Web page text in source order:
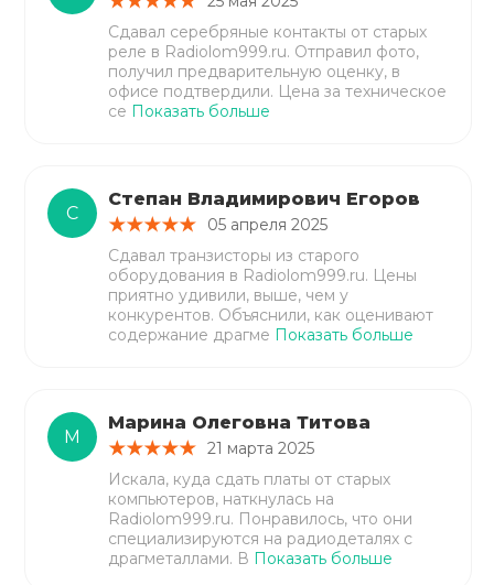
Сдавал серебряные контакты от старых
реле в Radiolom999.ru. Отправил фото,
получил предварительную оценку, в
офисе подтвердили. Цена за техническое
се Показать больше
С
Степан Владимирович Егоров
05 апреля 2025
Сдавал транзисторы из старого
оборудования в Radiolom999.ru. Цены
приятно удивили, выше, чем у
конкурентов. Объяснили, как оценивают
содержание драгме Показать больше
М
Марина Олеговна Титова
21 марта 2025
Искала, куда сдать платы от старых
компьютеров, наткнулась на
Radiolom999.ru. Понравилось, что они
специализируются на радиодеталях с
драгметаллами. В Показать больше